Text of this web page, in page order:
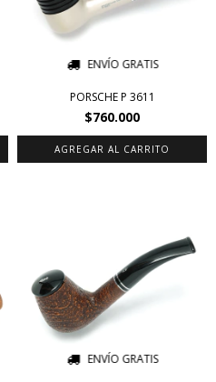
ENVÍO GRATIS
PORSCHE P 3611
$760.000
ENVÍO GRATIS